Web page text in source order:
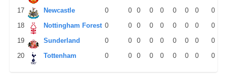
17
Newcastle 0 0 0 0 0 0 0 0
0
18
Nottingham Forest 0 0 0 0 0 0 0 0
0
19
Sunderland 0 0 0 0 0 0 0 0
0
20
Tottenham 0 0 0 0 0 0 0 0 0